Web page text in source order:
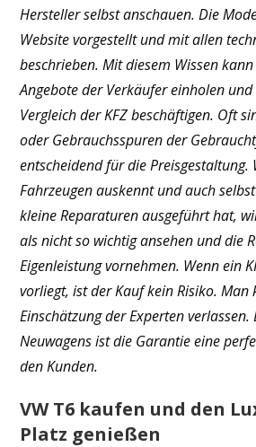
Hersteller selbst anschauen. Die
Website vorgestellt und mit allen
beschrieben. Mit diesem Wissen
Angebote der Verkäufer einholen
Vergleich der KFZ beschäftigen. Oft
oder Gebrauchsspuren der
entscheidend für die Preisgestaltung.
Fahrzeugen auskennt und auch
kleine Reparaturen ausgeführt hat,
als nicht so wichtig ansehen und die
Eigenleistung vornehmen. Wenn ein
vorliegt, ist der Kauf kein Risiko. Man
Einschätzung der Experten
Neuwagens ist die Garantie eine
den Kunden.
VW T6 kaufen und den
Platz genießen